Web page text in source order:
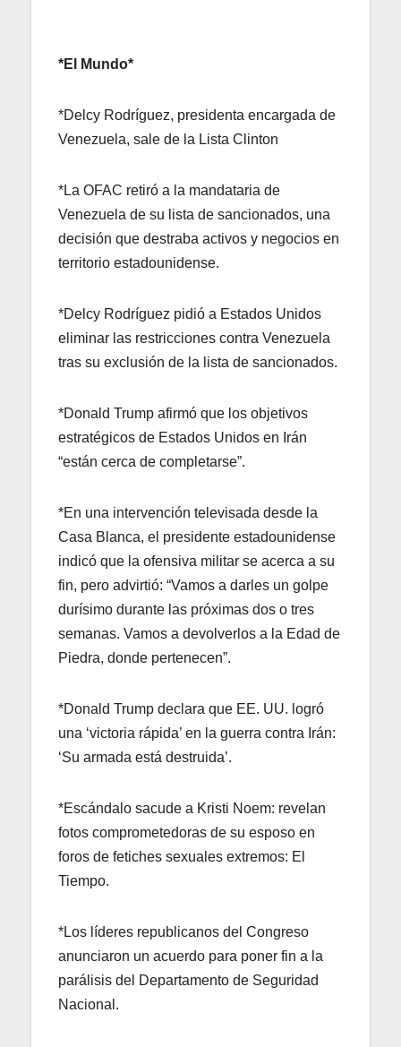
*El Mundo*
*Delcy Rodríguez, presidenta encargada de
Venezuela, sale de la Lista Clinton
*La OFAC retiró a la mandataria de
Venezuela de su lista de sancionados, una
decisión que destraba activos y negocios en
territorio estadounidense.
*Delcy Rodríguez pidió a Estados Unidos
eliminar las restricciones contra Venezuela
tras su exclusión de la lista de sancionados.
*Donald Trump afirmó que los objetivos
estratégicos de Estados Unidos en Irán
“están cerca de completarse”.
*En una intervención televisada desde la
Casa Blanca, el presidente estadounidense
indicó que la ofensiva militar se acerca a su
fin, pero advirtió: “Vamos a darles un golpe
durísimo durante las próximas dos o tres
semanas. Vamos a devolverlos a la Edad de
Piedra, donde pertenecen”.
*Donald Trump declara que EE. UU. logró
una ‘victoria rápida’ en la guerra contra Irán:
‘Su armada está destruida’.
*Escándalo sacude a Kristi Noem: revelan
fotos comprometedoras de su esposo en
foros de fetiches sexuales extremos: El
Tiempo.
*Los líderes republicanos del Congreso
anunciaron un acuerdo para poner fin a la
parálisis del Departamento de Seguridad
Nacional.